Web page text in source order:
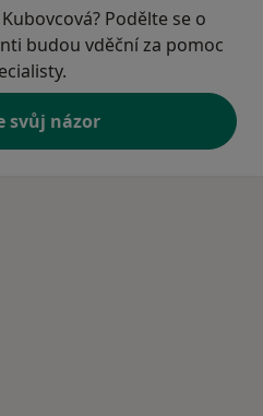
Podělte se o
budou vděční za pomoc
svůj názor